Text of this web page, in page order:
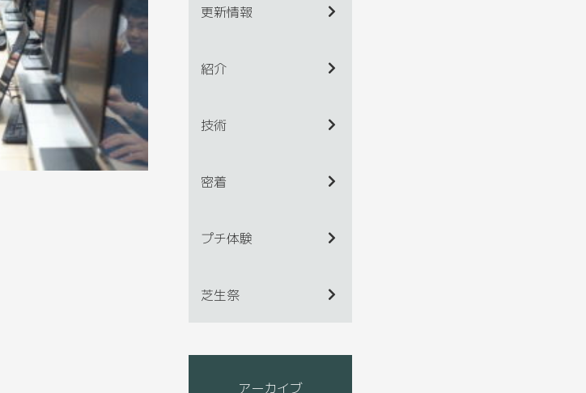
更新情報
紹介
技術
密着
プチ体験
芝生祭
アーカイブ